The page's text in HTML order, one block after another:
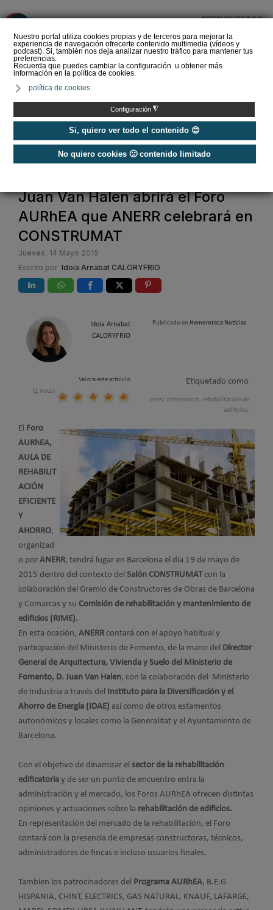
Nuestro portal utiliza cookies propias y de terceros para mejorar la
experiencia de navegación ofrecerte contenido multimedia (vídeos y
podcast). Si, también nos deja analizar nuestro tráfico para mantener tus
preferencias.
Recuerda que puedes cambiar la configuración u obtener más
información en la política de cookies.
política de cookies.
Configuración ◮
Si, quiero ver todo el contenido 😊
No quiero cookies 🙁 contenido limitado
PRESUPUESTOS
del Amperio (Episodio 3)
Juan Van Halen abrirá el Foro
AURhEA que ANERR celebrará en
CONSTRUMAT
Jueves, 14 Mayo 2015
Escrito por Idoia Arnabat CALORYFRIO
Idoia Arnabat
CALORYFRIO
Publicado en Hemeroteca Noticias
Valora este artículo
(1 Voto)
Etiquetado como
anerr, construmat, rehabilitación de
edificios,
El Foro
AURhEA,
AULA DE
REHABILIT
ACIÓN
EFICIENTE
Y
AHORRO,
organizad
o por ANERR, tendrá lugar en Barcelona el día 19 de mayo de
2015 dentro del contexto del Salón CONSTRUMATcon la
colaboración del Gremio de Constructores de Obras de Barcelona
y Comarcas y su Comisión de rehabilitación y mantenimiento de
edificios (RIME).
En esta ocasión, ANERR contará con el apoyo habitual y
participación del Ministerio de Fomento, de la mano del Director
General de Arquitectura, Vivienda y Suelo del Ministerio de
Fomento, D. Juan Van Halen, con la colaboración del Ministerio
de Industria a través del Instituto para la Diversificación y el
Ahorro de Energía (IDAE) así como de otros estamentos
autonómicos y locales como la Generalitat y el Ayuntamiento de
Barcelona.
Con el objetivo de dinamizar el sector de la rehabilitación
edificatoria y de ser un punto de encuentro entra la
administración y el mercado, los Foros AURhEA ofrecen distintas
opiniones y actuaciones sobre la rehabilitación de edificios.
En representación del mercado de la rehabilitación, el Foro
contará con la presencia de empresas constructoras, técnicos,
administradores de fincas e incluso usuarios finales.
Tambien los patrocinadores del Programa AURhEA, B.E.G
HISPANIA, CHINT, ELECTRICS, GAS NATURAL, KNAUF, LAFARGE,